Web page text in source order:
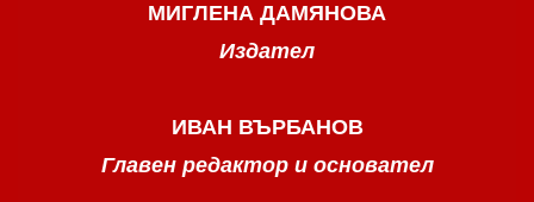
МИГЛЕНА ДАМЯНОВА
Издател
ИВАН ВЪРБАНОВ
Главен редактор и основател